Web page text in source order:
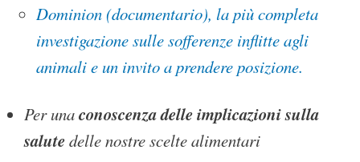
Dominion (documentario), la più completa
investigazione sulle sofferenze inflitte agli
animali e un invito a prendere posizione.
Per unaconoscenza delle implicazioni sulla
salutedelle nostre scelte alimentari